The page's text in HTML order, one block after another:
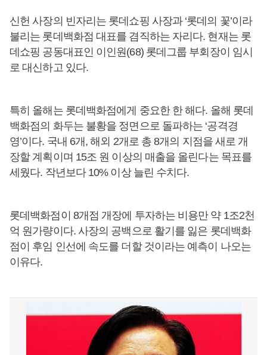
신헌 사장의 빈자리는 롯데쇼핑 사장과 ‘롯데의 꽃’이라
불리는 롯데백화점 대표를 겸직하는 자리다. 현재는 롯
데쇼핑 공동대표인 이인원(68) 롯데그룹 부회장이 임시
로 대신하고 있다.
특히 올해는 롯데백화점에게 중요한 한 해다. 올해 롯데
백화점의 화두는 불황을 정면으로 돌파하는 ‘공격경
영’이다. 국내 6개, 해외 2개로 총 8개의 지점을 새로 개
장할 계획이며 15조 원 이상의 매출을 올린다는 목표를
세웠다. 작년보다 10% 이상 늘린 수치다.
롯데백화점이 8개점 개장에 투자하는 비용만 약 1조2천
억 원가량이다. 사장의 공백으로 활기를 잃은 롯데백화
점이 후임 인선에 속도를 더할 것이라는 예측이 나오는
이유다.